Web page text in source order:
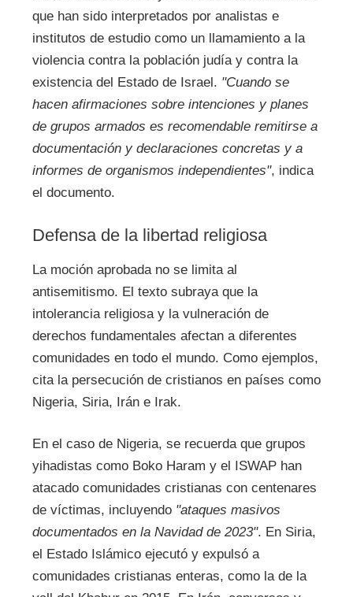
que han sido interpretados por analistas e
institutos de estudio como un llamamiento a la
violencia contra la población judía y contra la
existencia del Estado de Israel. "Cuando se
hacen afirmaciones sobre intenciones y planes
de grupos armados es recomendable remitirse a
documentación y declaraciones concretas y a
informes de organismos independientes", indica
el documento.
Defensa de la libertad religiosa
La moción aprobada no se limita al
antisemitismo. El texto subraya que la
intolerancia religiosa y la vulneración de
derechos fundamentales afectan a diferentes
comunidades en todo el mundo. Como ejemplos,
cita la persecución de cristianos en países como
Nigeria, Siria, Irán e Irak.
En el caso de Nigeria, se recuerda que grupos
yihadistas como Boko Haram y el ISWAP han
atacado comunidades cristianas con centenares
de víctimas, incluyendo "ataques masivos
documentados en la Navidad de 2023". En Siria,
el Estado Islámico ejecutó y expulsó a
comunidades cristianas enteras, como la de la